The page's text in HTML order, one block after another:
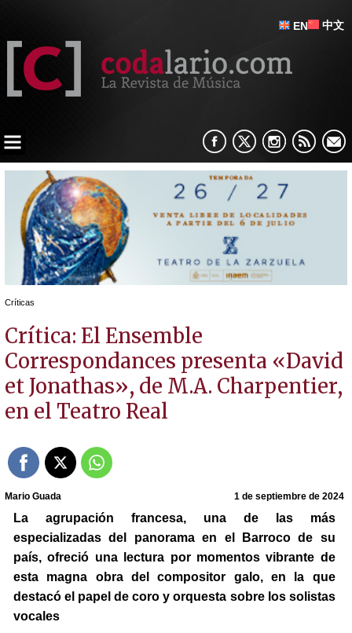
EN 中文
Críticas
Crítica: El Ensemble
Correspondances presenta «David
et Jonathas», de M.A. Charpentier,
en el Teatro Real
Mario Guada 1 de septiembre de 2024
La agrupación francesa, una de las más
especializadas del panorama en el Barroco de su
país, ofreció una lectura por momentos vibrante de
esta magna obra del compositor galo, en la que
destacó el papel de coro y orquesta sobre los solistas
vocales